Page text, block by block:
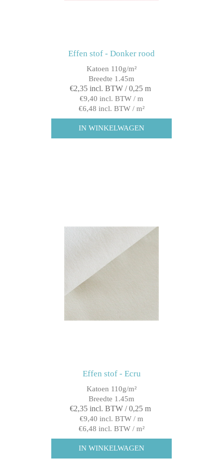
Effen stof - Donker rood
Katoen 110g/m²
Breedte 1.45m
€2,35 incl. BTW / 0,25 m
€9,40 incl. BTW / m
€6,48 incl. BTW / m²
Effen stof - Ecru
Katoen 110g/m²
Breedte 1.45m
€2,35 incl. BTW / 0,25 m
€9,40 incl. BTW / m
€6,48 incl. BTW / m²